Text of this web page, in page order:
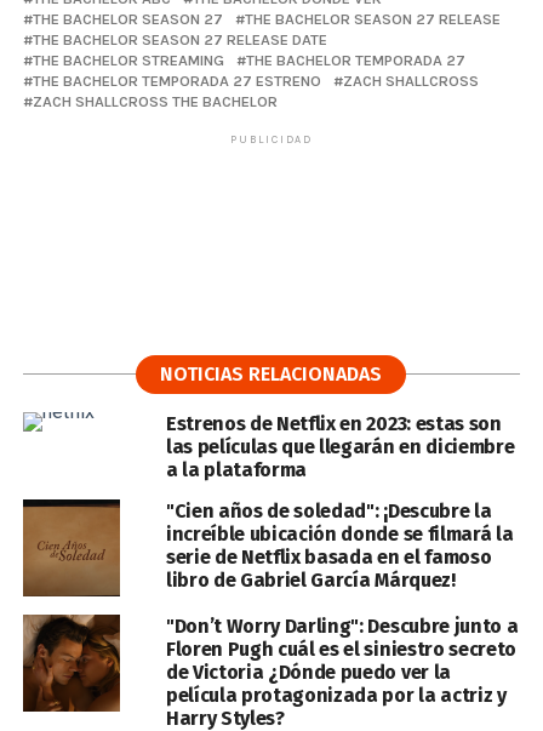
THE BACHELOR SEASON 27
THE BACHELOR SEASON 27 RELEASE
THE BACHELOR SEASON 27 RELEASE DATE
THE BACHELOR STREAMING
THE BACHELOR TEMPORADA 27
THE BACHELOR TEMPORADA 27 ESTRENO
ZACH SHALLCROSS
ZACH SHALLCROSS THE BACHELOR
PUBLICIDAD
NOTICIAS RELACIONADAS
Estrenos de Netflix en 2023: estas son
las películas que llegarán en diciembre
a la plataforma
"Cien años de soledad": ¡Descubre la
increíble ubicación donde se filmará la
serie de Netflix basada en el famoso
libro de Gabriel García Márquez!
"Don’t Worry Darling": Descubre junto a
Floren Pugh cuál es el siniestro secreto
de Victoria ¿Dónde puedo ver la
película protagonizada por la actriz y
Harry Styles?